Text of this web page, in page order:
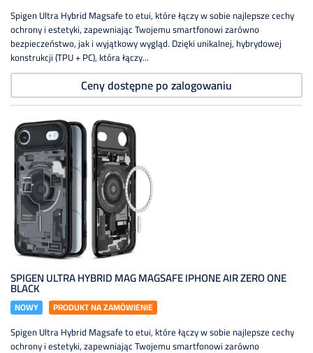
Spigen Ultra Hybrid Magsafe to etui, które łączy w sobie najlepsze cechy
ochrony i estetyki, zapewniając Twojemu smartfonowi zarówno
bezpieczeństwo, jak i wyjątkowy wygląd. Dzięki unikalnej, hybrydowej
konstrukcji (TPU + PC), która łączy...
Ceny dostępne po zalogowaniu
SPIGEN ULTRA HYBRID MAG MAGSAFE IPHONE AIR ZERO ONE
BLACK
NOWY PRODUKT NA ZAMÓWIENIE
Spigen Ultra Hybrid Magsafe to etui, które łączy w sobie najlepsze cechy
ochrony i estetyki, zapewniając Twojemu smartfonowi zarówno